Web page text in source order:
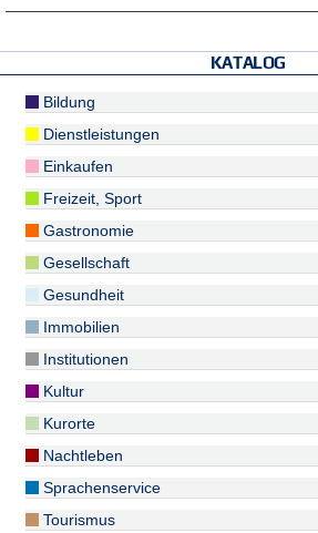
KATALOG
Bildung
Dienstleistungen
Einkaufen
Freizeit, Sport
Gastronomie
Gesellschaft
Gesundheit
Immobilien
Institutionen
Kultur
Kurorte
Nachtleben
Sprachenservice
Tourismus